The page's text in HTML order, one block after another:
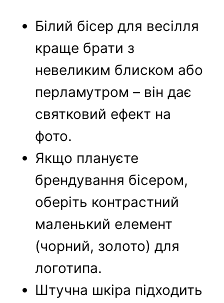
Білий бісер для весілля
краще брати з
невеликим блиском або
перламутром – він дає
святковий ефект на
фото.
Якщо плануєте
брендування бісером,
оберіть контрастний
маленький елемент
(чорний, золото) для
логотипа.
Штучна шкіра підходить